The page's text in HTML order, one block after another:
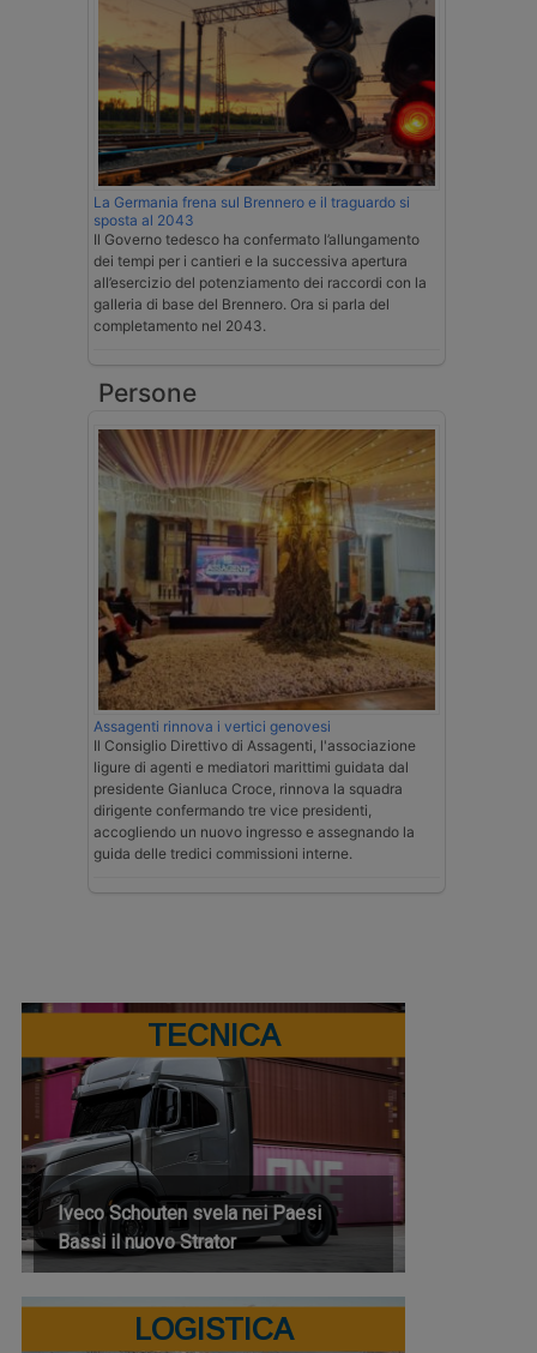
La Germania frena sul Brennero e il traguardo si
sposta al 2043
Il Governo tedesco ha confermato l’allungamento
dei tempi per i cantieri e la successiva apertura
all’esercizio del potenziamento dei raccordi con la
galleria di base del Brennero. Ora si parla del
completamento nel 2043.
Persone
Assagenti rinnova i vertici genovesi
Il Consiglio Direttivo di Assagenti, l'associazione
ligure di agenti e mediatori marittimi guidata dal
presidente Gianluca Croce, rinnova la squadra
dirigente confermando tre vice presidenti,
accogliendo un nuovo ingresso e assegnando la
guida delle tredici commissioni interne.
TECNICA
Iveco Schouten svela nei Paesi
Bassi il nuovo Strator
LOGISTICA